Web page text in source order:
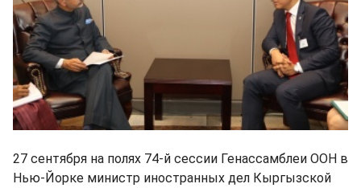
27 сентября на полях 74-й сессии Генассамблеи ООН в
Нью-Йорке министр иностранных дел Кыргызской